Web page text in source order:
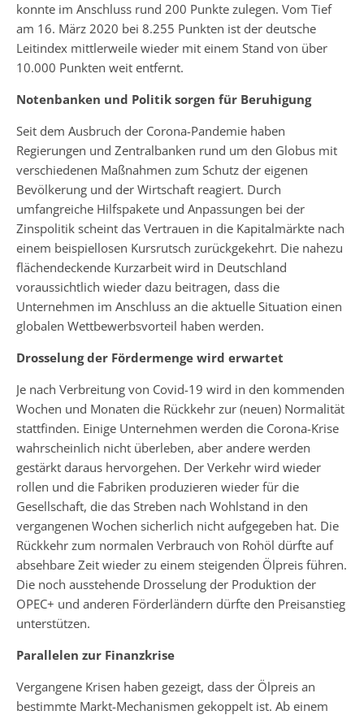
konnte im Anschluss rund 200 Punkte zulegen. Vom Tief
am 16. März 2020 bei 8.255 Punkten ist der deutsche
Leitindex mittlerweile wieder mit einem Stand von über
10.000 Punkten weit entfernt.
Notenbanken und Politik sorgen für Beruhigung
Seit dem Ausbruch der Corona-Pandemie haben
Regierungen und Zentralbanken rund um den Globus mit
verschiedenen Maßnahmen zum Schutz der eigenen
Bevölkerung und der Wirtschaft reagiert. Durch
umfangreiche Hilfspakete und Anpassungen bei der
Zinspolitik scheint das Vertrauen in die Kapitalmärkte nach
einem beispiellosen Kursrutsch zurückgekehrt. Die nahezu
flächendeckende Kurzarbeit wird in Deutschland
voraussichtlich wieder dazu beitragen, dass die
Unternehmen im Anschluss an die aktuelle Situation einen
globalen Wettbewerbsvorteil haben werden.
Drosselung der Fördermenge wird erwartet
Je nach Verbreitung von Covid-19 wird in den kommenden
Wochen und Monaten die Rückkehr zur (neuen) Normalität
stattfinden. Einige Unternehmen werden die Corona-Krise
wahrscheinlich nicht überleben, aber andere werden
gestärkt daraus hervorgehen. Der Verkehr wird wieder
rollen und die Fabriken produzieren wieder für die
Gesellschaft, die das Streben nach Wohlstand in den
vergangenen Wochen sicherlich nicht aufgegeben hat. Die
Rückkehr zum normalen Verbrauch von Rohöl dürfte auf
absehbare Zeit wieder zu einem steigenden Ölpreis führen.
Die noch ausstehende Drosselung der Produktion der
OPEC+ und anderen Förderländern dürfte den Preisanstieg
unterstützen.
Parallelen zur Finanzkrise
Vergangene Krisen haben gezeigt, dass der Ölpreis an
bestimmte Markt-Mechanismen gekoppelt ist. Ab einem